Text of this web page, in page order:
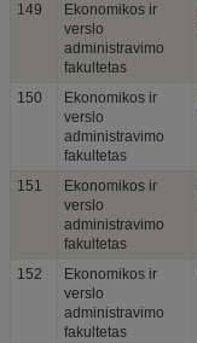
149
Ekonomikos ir
verslo
administravimo
fakultetas
150
Ekonomikos ir
verslo
administravimo
fakultetas
151
Ekonomikos ir
verslo
administravimo
fakultetas
152
Ekonomikos ir
verslo
administravimo
fakultetas